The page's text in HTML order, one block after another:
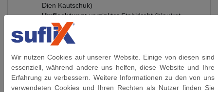
Dien Kautschuk)
Umflechtung:verzinkter Stahldraht (blau/rot
Markierung)
Anschlüsse:
Presshülsen:
Gewinde: flachdichtendem Gewinde DIN 228 (G
Gewinde)
Betriebsdruck:
bis 6 bar
Glycolgehalt bis 60°C : 100%
Wir nutzen Cookies auf unserer Website. Einige von diesen sind
essenziell, während andere uns helfen, diese Website und Ihre
Erfahrung zu verbessern. Weitere Informationen zu den von uns
verwendeten Cookies und Ihren Rechten als Nutzer finden Sie